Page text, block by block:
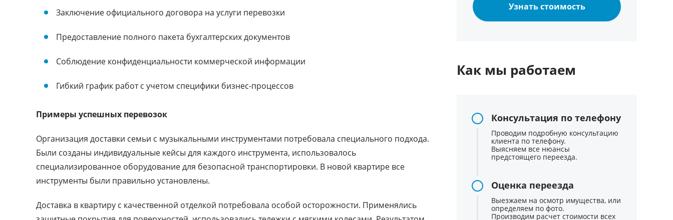
Заключение официального договора на услуги перевозки
Предоставление полного пакета бухгалтерских документов
Соблюдение конфиденциальности коммерческой информации
Гибкий график работ с учетом специфики бизнес-процессов
Примеры успешных перевозок
Организация доставки семьи с музыкальными инструментами потребовала специального подхода.
Были созданы индивидуальные кейсы для каждого инструмента, использовалось
специализированное оборудование для безопасной транспортировки. В новой квартире все
инструменты были правильно установлены.
Доставка в квартиру с качественной отделкой потребовала особой осторожности. Применялись
Узнать стоимость
Как мы работаем
Консультация по телефону
Проводим подробную консультацию
клиента по телефону.
Выясняем все нюансы
предстоящего переезда.
Оценка переезда
Выезжаем на осмотр имущества, или
определяем по фото.
Производим расчет стоимости всех